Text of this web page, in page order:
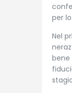
per
Nel
bene